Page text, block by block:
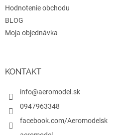
Hodnotenie obchodu
BLOG
Moja objednávka
KONTAKT
info@aeromodel.sk
0947963348
facebook.com/Aeromodelsk